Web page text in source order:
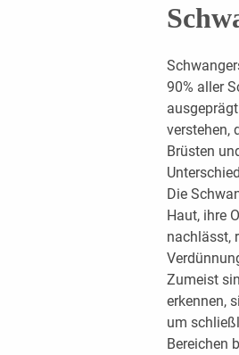
90% aller
verstehen,
Brüsten
Die
Haut, ihre
nachlässt,
Zumeist
erkennen,
um
Bereichen